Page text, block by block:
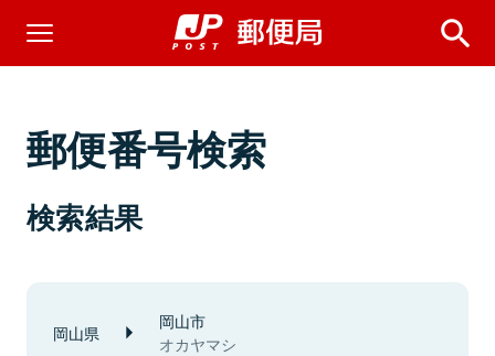
郵便番号検索
検索結果
岡山県 岡山市
オカヤマシ